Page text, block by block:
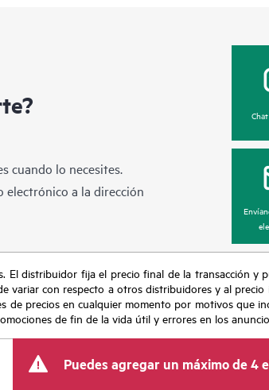
cuando lo necesites.
electrónico a la dirección
El distribuidor fija el precio final de la transacción
variar con respecto a otros distribuidores y al
de precios en cualquier momento por motivos que
de fin de la vida útil y errores en los
Puedes agregar un máximo de 4